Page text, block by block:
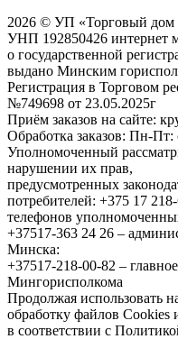
2026 © УП «Торговый
УНП 192850426 интернет
о государственной
выдано Минским
Регистрация в Торговом
№749698 от 23.05.2025г
Приём заказов на сайте:
Обработка заказов: Пн-Пт:
Уполномоченный
нарушении их прав,
предусмотренных
потребителей: +375 17
телефонов
+37517-363 24 26 –
Минска:
+37517-218-00-82 –
Мингорисполкома
Продолжая использовать
обработку файлов Cookies
в соответствии с